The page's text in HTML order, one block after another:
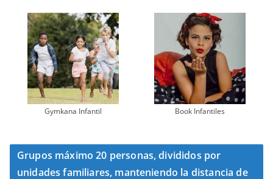
Gymkana Infantil Book Infantiles
Grupos máximo 20 personas, divididos por
unidades familiares, manteniendo la distancia de